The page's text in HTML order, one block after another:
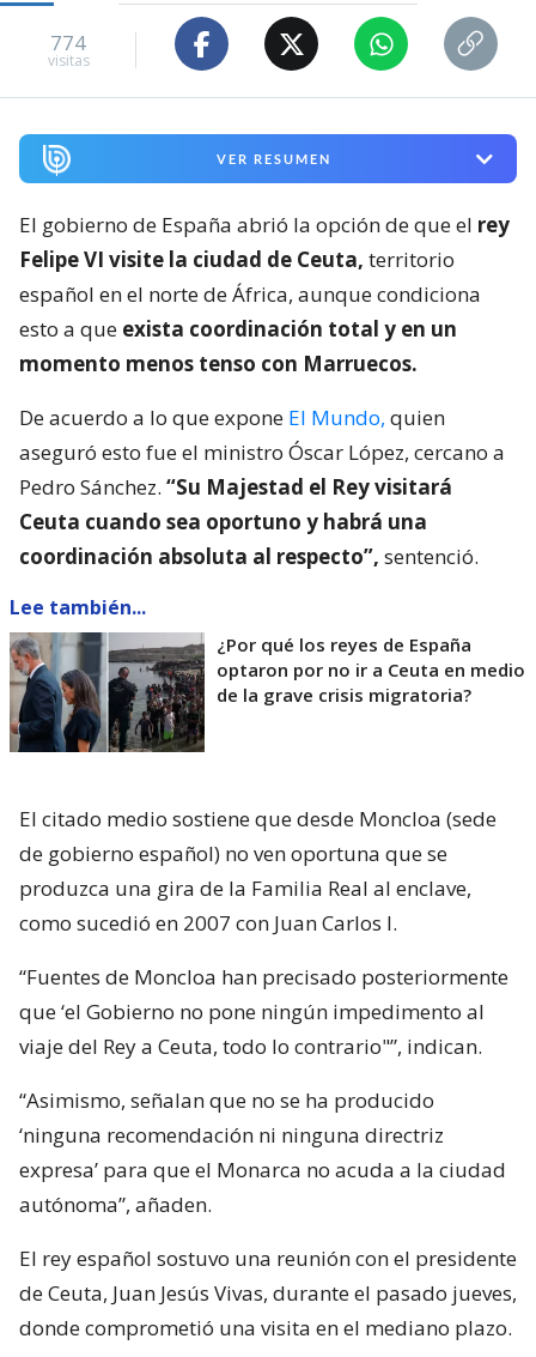
774
visitas
VER RESUMEN
El gobierno de España abrió la opción de que el rey
Felipe VI visite la ciudad de Ceuta, territorio
español en el norte de África, aunque condiciona
esto a que exista coordinación total y en un
momento menos tenso con Marruecos.
De acuerdo a lo que expone El Mundo, quien
aseguró esto fue el ministro Óscar López, cercano a
Pedro Sánchez. “Su Majestad el Rey visitará
Ceuta cuando sea oportuno y habrá una
coordinación absoluta al respecto”, sentenció.
Lee también...
¿Por qué los reyes de España
optaron por no ir a Ceuta en medio
de la grave crisis migratoria?
El citado medio sostiene que desde Moncloa (sede
de gobierno español) no ven oportuna que se
produzca una gira de la Familia Real al enclave,
como sucedió en 2007 con Juan Carlos I.
“Fuentes de Moncloa han precisado posteriormente
que ‘el Gobierno no pone ningún impedimento al
viaje del Rey a Ceuta, todo lo contrario"”, indican.
“Asimismo, señalan que no se ha producido
‘ninguna recomendación ni ninguna directriz
expresa’ para que el Monarca no acuda a la ciudad
autónoma”, añaden.
El rey español sostuvo una reunión con el presidente
de Ceuta, Juan Jesús Vivas, durante el pasado jueves,
donde comprometió una visita en el mediano plazo.